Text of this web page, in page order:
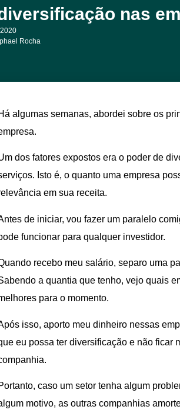
nas
Rocha
algumas semanas, abordei sobre os
dos fatores expostos era o poder de
Isto é, o quanto uma empresa
em sua receita.
de iniciar, vou fazer um paralelo
funcionar para qualquer investidor.
recebo meu salário, separo uma
a quantia que tenho, vejo quais
para o momento.
isso, aporto meu dinheiro nessas
eu possa ter diversificação e não ficar
caso um setor tenha algum
motivo, as outras companhias